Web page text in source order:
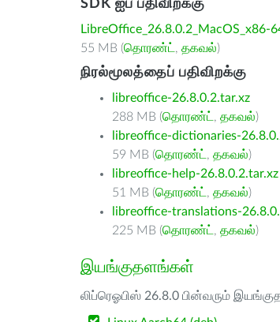
SDK ஐப் பதிவிறக்கு
LibreOffice_26.8.0.2_MacOS_x86-
55 MB (தொரண்ட் , தகவல்)
நிரல்மூலத்தைப் பதிவிறக்கு
libreoffice-26.8.0.2.tar.xz
288 MB (தொரண்ட் , தகவல்)
libreoffice-dictionaries-
59 MB (தொரண்ட் , தகவல்)
libreoffice-help-26.8.0.2.tar.xz
51 MB (தொரண்ட் , தகவல்)
libreoffice-translations-
225 MB (தொரண்ட் , தகவல்)
இயங்குதளங்கள்
லிப்ரெஓபிஸ் 26.8.0 பின்வரும்